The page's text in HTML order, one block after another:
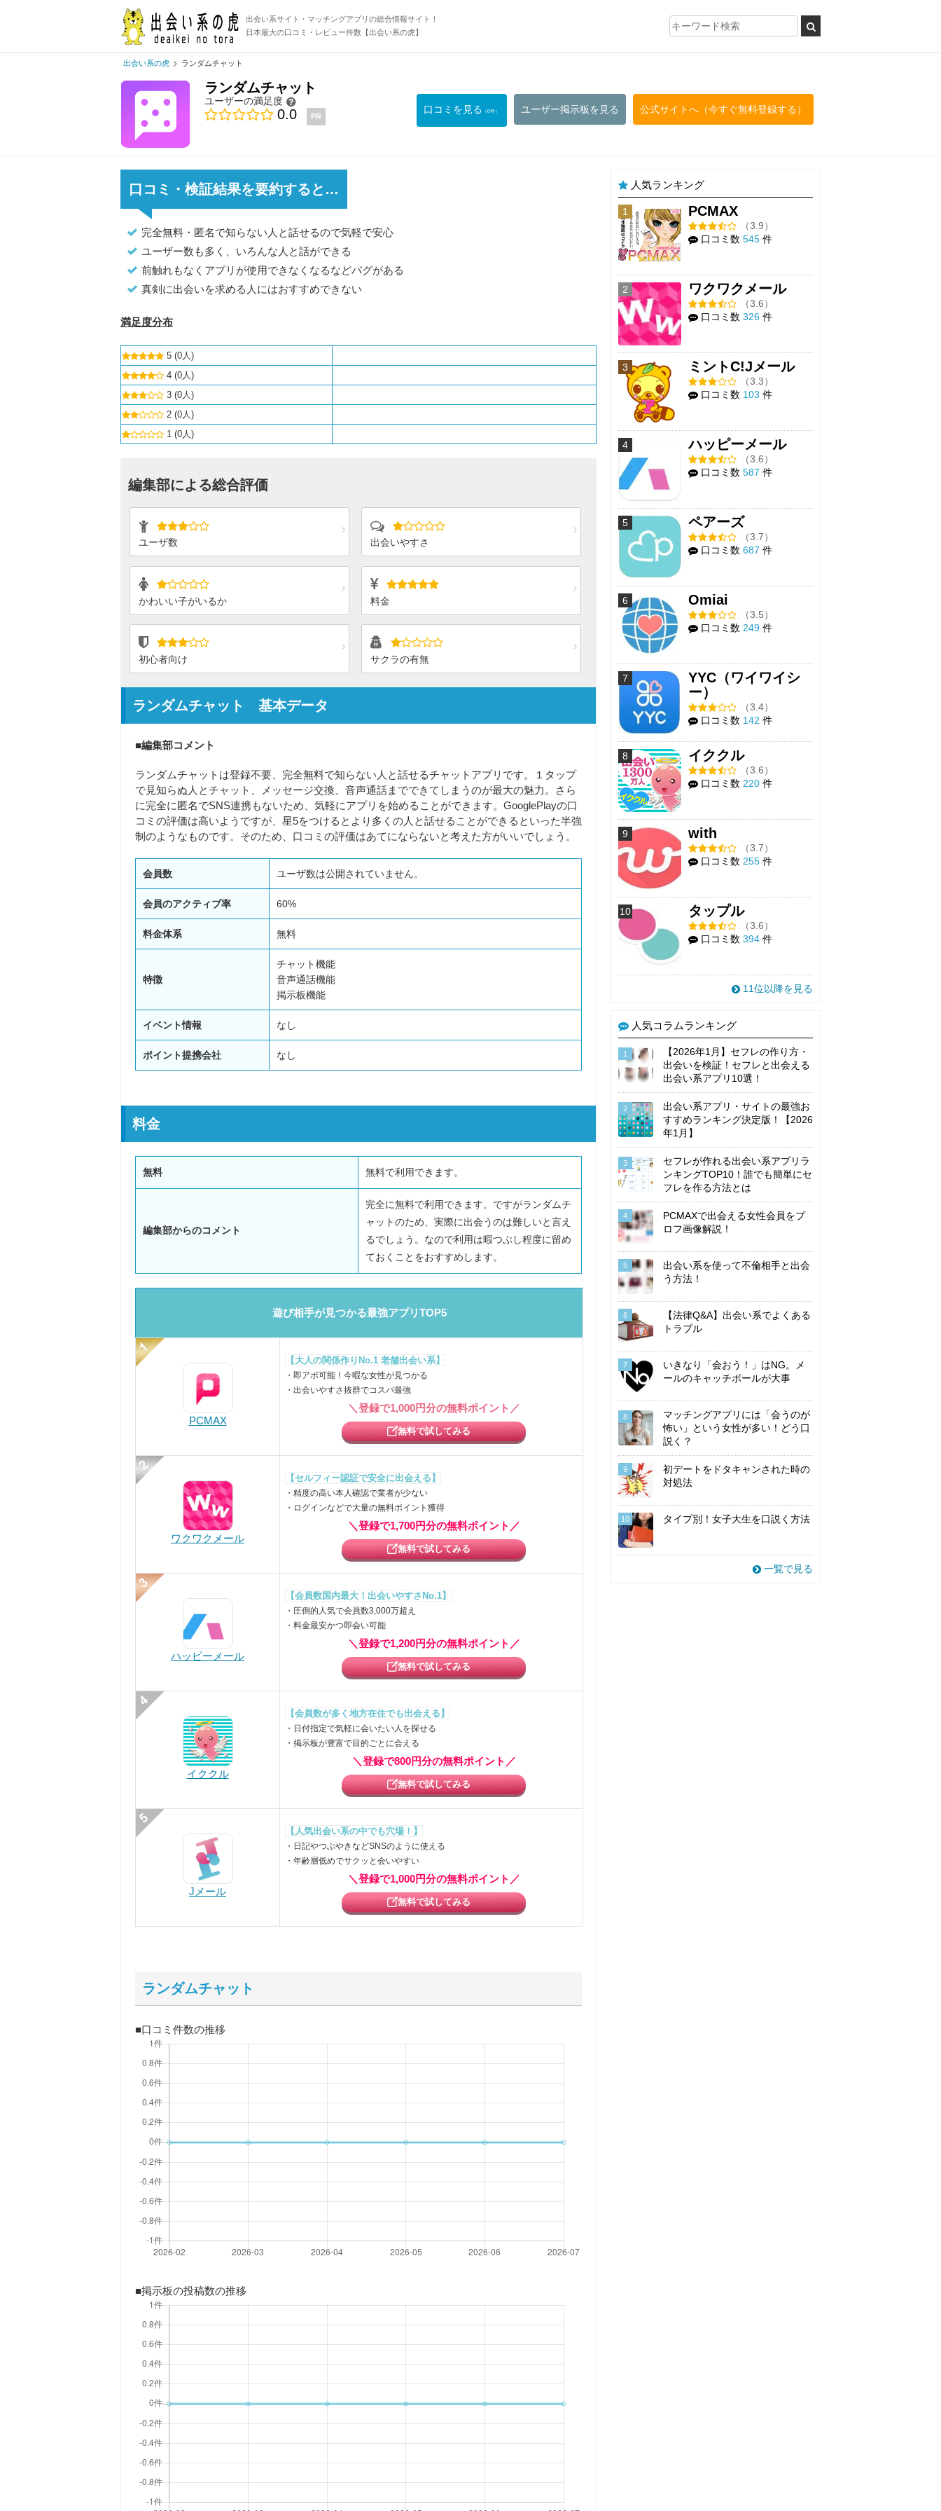
出会い系サイト・マッチングアプリの総合情報サイト！
日本最大の口コミ・レビュー件数【出会い系の虎】
出会い系の虎 ランダムチャット
ランダムチャット
ユーザーの満足度
0.0 PR
口コミを見る （0件） ユーザー掲示板を見る 公式サイトへ（今すぐ無料登録する）
口コミ・検証結果を要約すると…
完全無料・匿名で知らない人と話せるので気軽で安心
ユーザー数も多く、いろんな人と話ができる
前触れもなくアプリが使用できなくなるなどバグがある
真剣に出会いを求める人にはおすすめできない
満足度分布
5 (0人)
4 (0人)
3 (0人)
2 (0人)
1 (0人)
編集部による総合評価
ユーザ数 出会いやすさ
かわいい子がいるか 料金
初心者向け サクラの有無
ランダムチャット 基本データ
■編集部コメント
ランダムチャットは登録不要、完全無料で知らない人と話せるチャットアプリです。１タップ
で見知らぬ人とチャット、メッセージ交換、音声通話までできてしまうのが最大の魅力。さら
に完全に匿名でSNS連携もないため、気軽にアプリを始めることができます。GooglePlayの口
コミの評価は高いようですが、星5をつけるとより多くの人と話せることができるといった半強
制のようなものです。そのため、口コミの評価はあてにならないと考えた方がいいでしょう。
会員数 ユーザ数は公開されていません。
会員のアクティブ率 60%
料金体系 無料
特徴
チャット機能
音声通話機能
掲示板機能
イベント情報 なし
ポイント提携会社 なし
料金
無料 無料で利用できます。
編集部からのコメント
完全に無料で利用できます。ですがランダムチ
ャットのため、実際に出会うのは難しいと言え
るでしょう。なので利用は暇つぶし程度に留め
ておくことをおすすめします。
遊び相手が見つかる最強アプリTOP5
PCMAX
【大人の関係作りNo.1 老舗出会い系】
・即アポ可能！今暇な女性が見つかる
・出会いやすさ抜群でコスパ最強
＼登録で1,000円分の無料ポイント／
無料で試してみる
ワクワクメール
【セルフィー認証で安全に出会える】
・精度の高い本人確認で業者が少ない
・ログインなどで大量の無料ポイント獲得
＼登録で1,700円分の無料ポイント／
無料で試してみる
ハッピーメール
【会員数国内最大！出会いやすさNo.1】
・圧倒的人気で会員数3,000万超え
・料金最安かつ即会い可能
＼登録で1,200円分の無料ポイント／
無料で試してみる
イククル
【会員数が多く地方在住でも出会える】
・日付指定で気軽に会いたい人を探せる
・掲示板が豊富で目的ごとに会える
＼登録で800円分の無料ポイント／
無料で試してみる
Jメール
【人気出会い系の中でも穴場！】
・日記やつぶやきなどSNSのように使える
・年齢層低めでサクッと会いやすい
＼登録で1,000円分の無料ポイント／
無料で試してみる
ランダムチャット
■口コミ件数の推移
■掲示板の投稿数の推移
人気ランキング
1 PCMAX
（3.9）
口コミ数 545 件
2 ワクワクメール
（3.6）
口コミ数 326 件
3 ミントC!Jメール
（3.3）
口コミ数 103 件
4 ハッピーメール
（3.6）
口コミ数 587 件
5 ペアーズ
（3.7）
口コミ数 687 件
6 Omiai
（3.5）
口コミ数 249 件
7
YYC（ワイワイシ
ー）
（3.4）
口コミ数 142 件
8 イククル
（3.6）
口コミ数 220 件
9 with
（3.7）
口コミ数 255 件
10 タップル
（3.6）
口コミ数 394 件
11位以降を見る
人気コラムランキング
1
【2026年1月】セフレの作り方・
出会いを検証！セフレと出会える
出会い系アプリ10選！
2
出会い系アプリ・サイトの最強お
すすめランキング決定版！【2026
年1月】
3
セフレが作れる出会い系アプリラ
ンキングTOP10！誰でも簡単にセ
フレを作る方法とは
4
PCMAXで出会える女性会員をプ
ロフ画像解説！
5
出会い系を使って不倫相手と出会
う方法！
6
【法律Q&A】出会い系でよくある
トラブル
7
いきなり「会おう！」はNG。メ
ールのキャッチボールが大事
8
マッチングアプリには「会うのが
怖い」という女性が多い！どう口
説く？
9
初デートをドタキャンされた時の
対処法
10 タイプ別！女子大生を口説く方法
一覧で見る